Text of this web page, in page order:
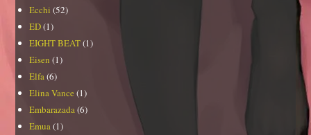
Ecchi (52)
ED(1)
EIGHT BEAT(1)
Eisen (1)
Elfa(6)
Elina Vance (1)
Embarazada(6)
Emua(1)